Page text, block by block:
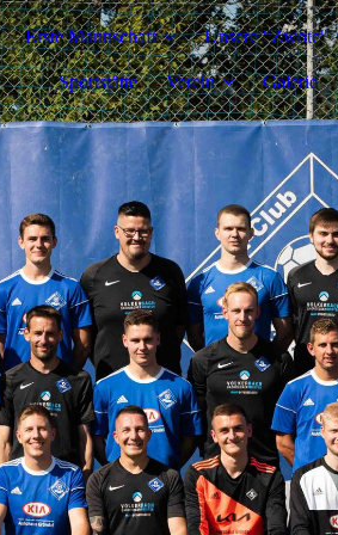
Erste Mannschaft Unsere "Zwote"
Sportstätte Verein Galerie